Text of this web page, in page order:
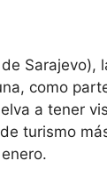
Sarajevo),
como
a tener
turismo